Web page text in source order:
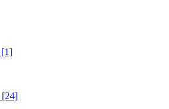
[1]
[24]